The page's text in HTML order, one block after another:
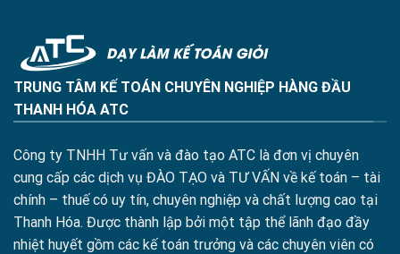
TRUNG TÂM KẾ TOÁN CHUYÊN NGHIỆP HÀNG ĐẦU
THANH HÓA ATC
Công ty TNHH Tư vấn và đào tạo ATC là đơn vị chuyên
cung cấp các dịch vụ ĐÀO TẠO và TƯ VẤN về kế toán – tài
chính – thuế có uy tín, chuyên nghiệp và chất lượng cao tại
Thanh Hóa. Được thành lập bởi một tập thể lãnh đạo đầy
nhiệt huyết gồm các kế toán trưởng và các chuyên viên có